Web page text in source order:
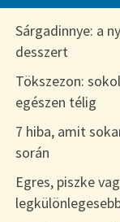
Sárgadinnye: a
desszert
Tökszezon:
egészen télig
7 hiba, amit
során
Egres, piszke